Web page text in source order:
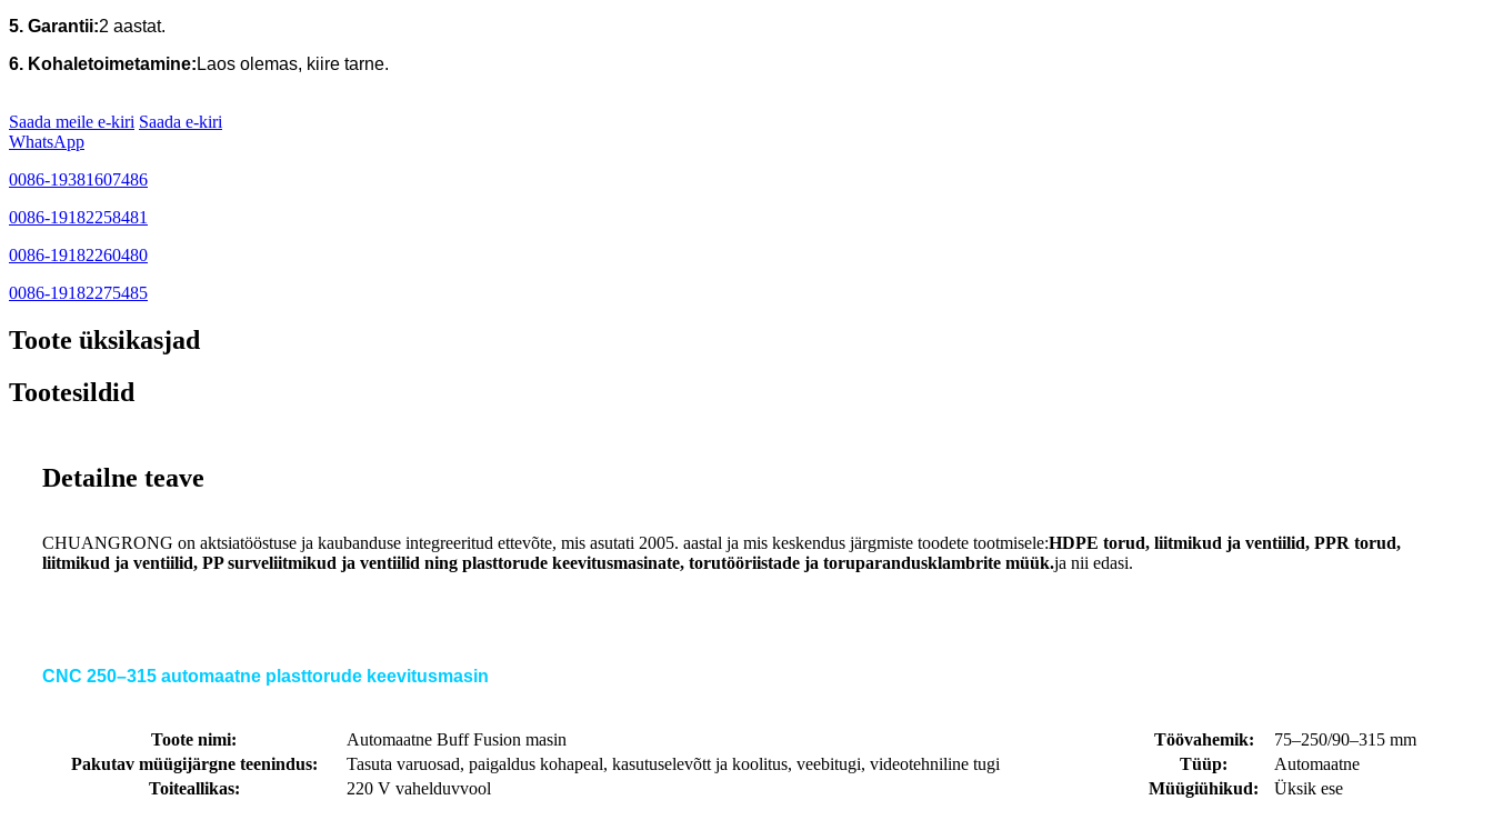
5. Garantii:2 aastat.
6. Kohaletoimetamine: Laos olemas, kiire tarne.
Saada meile e-kiri Saada e-kiri
WhatsApp
0086-19381607486
0086-19182258481
0086-19182260480
0086-19182275485
Toote üksikasjad
Tootesildid
Detailne teave
CHUANGRONG on aktsiatööstuse ja kaubanduse integreeritud ettevõte, mis asutati 2005. aastal ja mis keskendus järgmiste toodete tootmisele:HDPE torud, liitmikud ja ventiilid, PPR torud,
liitmikud ja ventiilid, PP surveliitmikud ja ventiilid ning plasttorude keevitusmasinate, torutööriistade ja toruparandusklambrite müük.ja nii edasi.
CNC 250–315 automaatne plasttorude keevitusmasin
Toote nimi: Automaatne Buff Fusion masin Töövahemik:
75–250/90–315 mm
Pakutav müügijärgne teenindus:
Tasuta varuosad, paigaldus kohapeal, kasutuselevõtt ja koolitus, veebitugi, videotehniline tugi Tüüp:
Automaatne
Toiteallikas:
220 V vahelduvvool Müügiühikud: Üksik ese